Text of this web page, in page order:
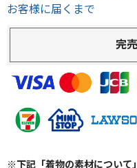
お客様に届くまで
完
※下記「着物の素材について